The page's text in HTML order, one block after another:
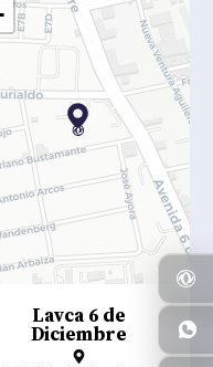
Lavca 6 de
Diciembre